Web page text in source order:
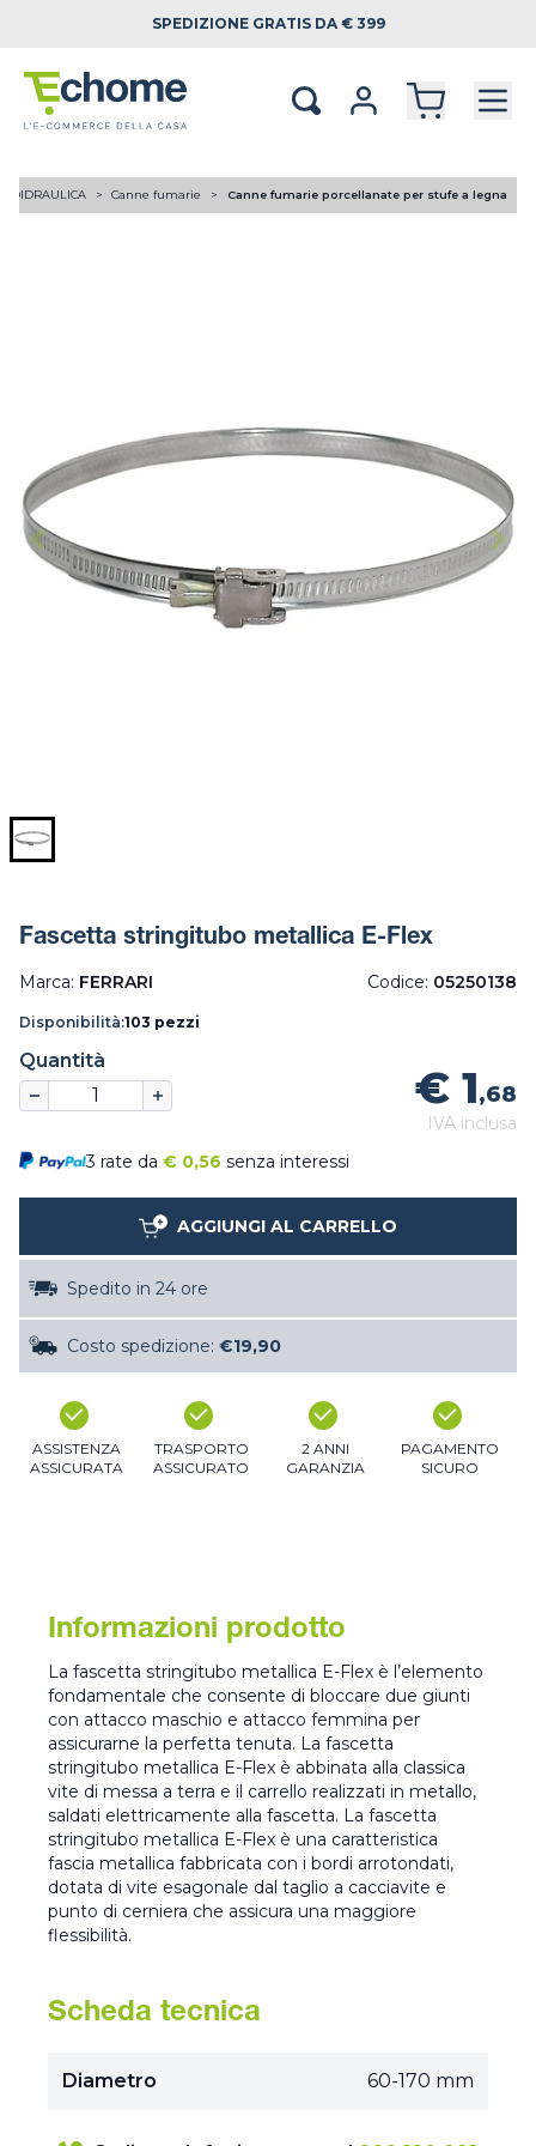
SPEDIZIONE GRATIS DA € 399
Canne fumarie Canne fumarie porcellanate per stufe a legna
Fascetta stringitubo metallica E-Flex
Marca: FERRARI Codice: 05250138
Disponibilità:103 pezzi
Quantità
€ 1,68
IVA inclusa
3 rate da € 0,56 senza interessi
AGGIUNGI AL CARRELLO
Spedito in 24 ore
Costo spedizione: €19,90
ASSISTENZA
ASSICURATA
TRASPORTO
ASSICURATO
2 ANNI
GARANZIA
PAGAMENTO
SICURO
Informazioni prodotto
La fascetta stringitubo metallica E-Flex è l’elemento
fondamentale che consente di bloccare due giunti
con attacco maschio e attacco femmina per
assicurarne la perfetta tenuta. La fascetta
stringitubo metallica E-Flex è abbinata alla classica
vite di messa a terra e il carrello realizzati in metallo,
saldati elettricamente alla fascetta. La fascetta
stringitubo metallica E-Flex è una caratteristica
fascia metallica fabbricata con i bordi arrotondati,
dotata di vite esagonale dal taglio a cacciavite e
punto di cerniera che assicura una maggiore
flessibilità.
Scheda tecnica
Diametro 60-170 mm